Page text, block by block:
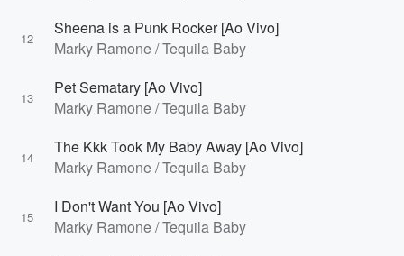
12
Sheena is a Punk Rocker [Ao Vivo]
Marky Ramone / Tequila Baby
13
Pet Sematary [Ao Vivo]
Marky Ramone / Tequila Baby
14
The Kkk Took My Baby Away [Ao Vivo]
Marky Ramone / Tequila Baby
15
I Don't Want You [Ao Vivo]
Marky Ramone / Tequila Baby